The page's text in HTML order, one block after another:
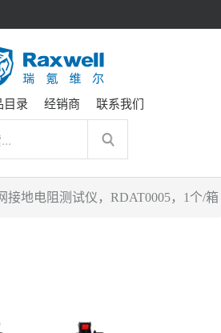
目录 经销商 联系我们
接地电阻测试仪，RDAT0005，1个/箱